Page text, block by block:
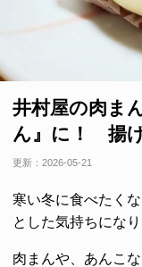
井村屋の肉ま
ん』に！ 揚
更新： 2026-05-21
寒い冬に食べたく
とした気持ちになり
肉まんや、あんこ